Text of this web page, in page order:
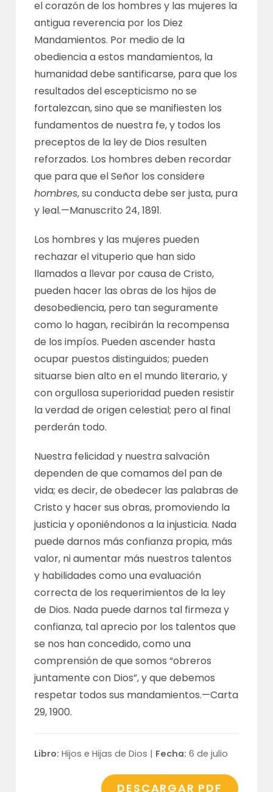
el corazón de los hombres y las mujeres la
antigua reverencia por los Diez
Mandamientos. Por medio de la
obediencia a estos mandamientos, la
humanidad debe santificarse, para que los
resultados del escepticismo no se
fortalezcan, sino que se manifiesten los
fundamentos de nuestra fe, y todos los
preceptos de la ley de Dios resulten
reforzados. Los hombres deben recordar
que para que el Señor los considere
hombres, su conducta debe ser justa, pura
y leal.—Manuscrito 24, 1891.
Los hombres y las mujeres pueden
rechazar el vituperio que han sido
llamados a llevar por causa de Cristo,
pueden hacer las obras de los hijos de
desobediencia, pero tan seguramente
como lo hagan, recibirán la recompensa
de los impíos. Pueden ascender hasta
ocupar puestos distinguidos; pueden
situarse bien alto en el mundo literario, y
con orgullosa superioridad pueden resistir
la verdad de origen celestial; pero al final
perderán todo.
Nuestra felicidad y nuestra salvación
dependen de que comamos del pan de
vida; es decir, de obedecer las palabras de
Cristo y hacer sus obras, promoviendo la
justicia y oponiéndonos a la injusticia. Nada
puede darnos más confianza propia, más
valor, ni aumentar más nuestros talentos
y habilidades como una evaluación
correcta de los requerimientos de la ley
de Dios. Nada puede darnos tal firmeza y
confianza, tal aprecio por los talentos que
se nos han concedido, como una
comprensión de que somos “obreros
juntamente con Dios”, y que debemos
respetar todos sus mandamientos.—Carta
29, 1900.
Libro: Hijos e Hijas de Dios | Fecha: 6 de julio
DESCARGAR PDF